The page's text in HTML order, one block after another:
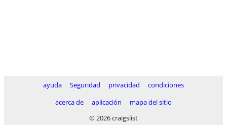
ayuda Seguridad privacidad
condiciones
acerca de
aplicación
mapa del sitio
© 2026 craigslist